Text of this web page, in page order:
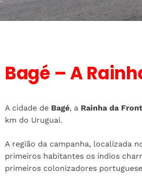
Bagé – A
A cidade de Bagé, a Rainha da
km do Uruguai.
A região da campanha, localizada
primeiros habitantes os índios
primeiros colonizadores